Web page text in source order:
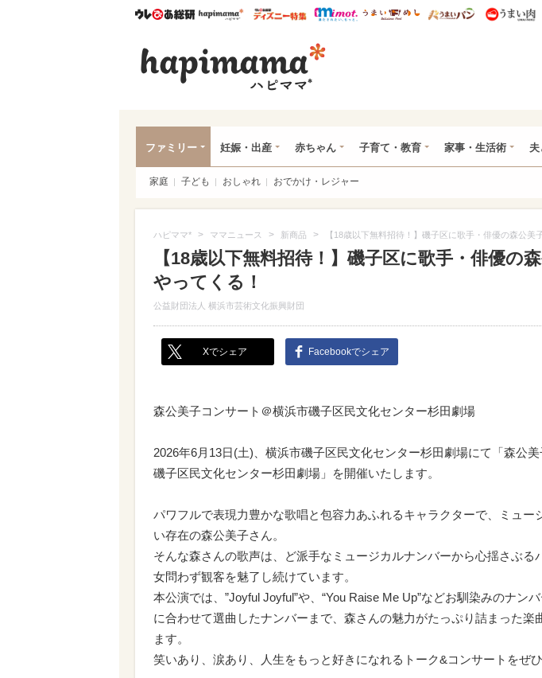
ウレぴあ総研ハピママ* ウレぴあ総研 ディズニー特集
mimot. うまいめし うまいパン
ファミリー 妊娠・出産 赤ちゃん 子育て・教育 家事・生活術 夫
家庭 子ども おしゃれ おでかけ・レジャー
ハピママ* > ママニュース > 新商品 > 【18歳以下無料招待！】磯子区に歌手・俳優の森公美
【18歳以下無料招待！】磯子区に歌手・俳優の
やってくる！
公益財団法人 横浜市芸術文化振興財団
Xでシェア Facebookでシェア
森公美子コンサート＠横浜市磯子区民文化センター杉田劇場
2026年6月13日(土)、横浜市磯子区民文化センター杉田劇場にて「森公
磯子区民文化センター杉田劇場」を開催いたします。
パワフルで表現力豊かな歌唱と包容力あふれるキャラクターで、ミュー
い存在の森公美子さん。
そんな森さんの歌声は、ど派手なミュージカルナンバーから心揺さぶる
女問わず観客を魅了し続けています。
本公演では、”Joyful Joyful”や、“You Raise Me Up”などお馴染みのナン
に合わせて選曲したナンバーまで、森さんの魅力がたっぷり詰まった楽
ます。
笑いあり、涙あり、人生をもっと好きになれるトーク&コンサートをぜ